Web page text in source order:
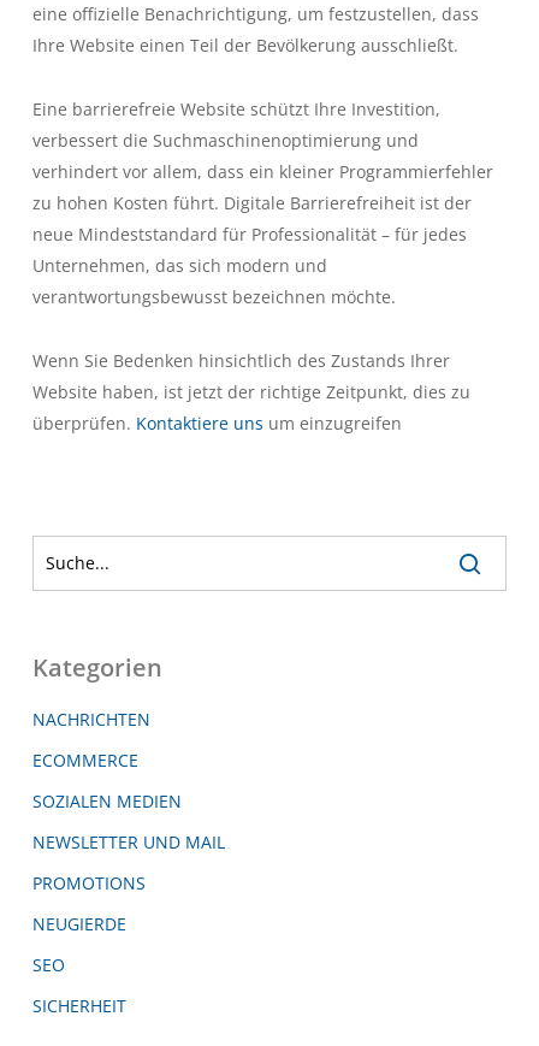
eine offizielle Benachrichtigung, um festzustellen, dass
Ihre Website einen Teil der Bevölkerung ausschließt.
Eine barrierefreie Website schützt Ihre Investition,
verbessert die Suchmaschinenoptimierung und
verhindert vor allem, dass ein kleiner Programmierfehler
zu hohen Kosten führt. Digitale Barrierefreiheit ist der
neue Mindeststandard für Professionalität – für jedes
Unternehmen, das sich modern und
verantwortungsbewusst bezeichnen möchte.
Wenn Sie Bedenken hinsichtlich des Zustands Ihrer
Website haben, ist jetzt der richtige Zeitpunkt, dies zu
überprüfen. Kontaktiere uns um einzugreifen
Kategorien
NACHRICHTEN
ECOMMERCE
SOZIALEN MEDIEN
NEWSLETTER UND MAIL
PROMOTIONS
NEUGIERDE
SEO
SICHERHEIT